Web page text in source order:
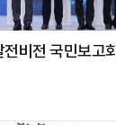
비전 국민보고회